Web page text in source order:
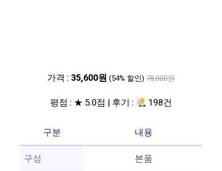
가격 : 35,600원 (54% 할인) 78,000원
평점 : ★ 5.0점 | 후기 : 198건
구분
내용
구성
본품